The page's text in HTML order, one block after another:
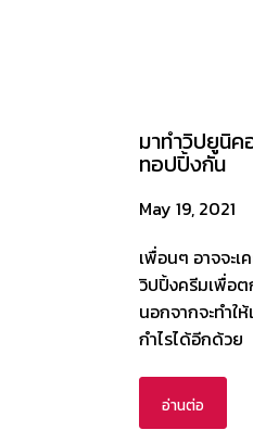
มาทำวิปยูนิค
ทอปปิ้งกัน
May 19, 2021
เพื่อนๆ อาจจะ
วิปปิ้งครีมเพื่อ
นอกจากจะทำใ
กำไรได้อีกด้วย
อ่านต่อ